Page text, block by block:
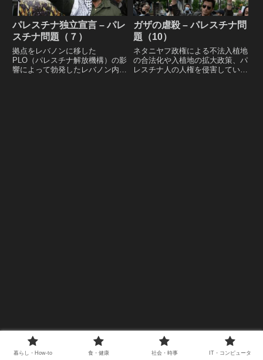
パレスチナ独立宣言 – パレ
スチナ問題（７）
拠点をレバノンに移した
PLO（パレスチナ解放機構）の影
響によって勃発したレバノン内戦
ガザの虐殺 – パレスチナ問
題（10）
ネタニヤフ政権による不法入植地
の合法化や入植地の拡大政策、パ
レスチナ人の人権を侵害している
暮らし・How-to 食・健康 社会・時事 IT・コンピュータ